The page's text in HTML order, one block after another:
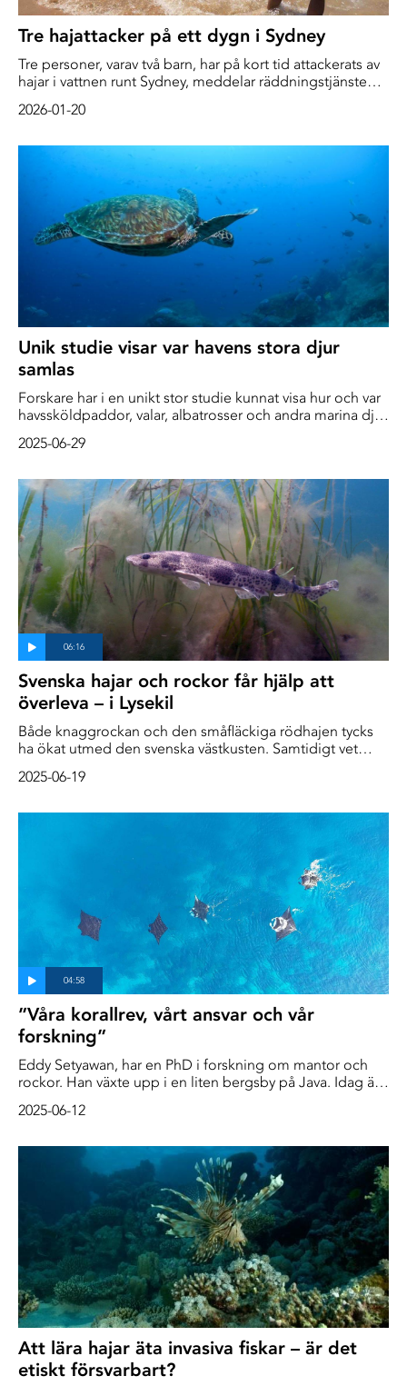
Tre hajattacker på ett dygn i Sydney
Tre personer, varav två barn, har på kort tid attackerats av
hajar i vattnen runt Sydney, meddelar räddningstjänsten i
2026-01-20
Unik studie visar var havens stora djur
samlas
Forskare har i en unikt stor studie kunnat visa hur och var
havssköldpaddor, valar, albatrosser och andra marina djur
viktigt underlag för beslut om vilka havsområden som i
2025-06-29
Svenska hajar och rockor får hjälp att
överleva – i Lysekil
Både knaggrockan och den småfläckiga rödhajen tycks
ha ökat utmed den svenska västkusten. Samtidigt vet
perspektiv.
2025-06-19
”Våra korallrev, vårt ansvar och vår
forskning”
Eddy Setyawan, har en PhD i forskning om mantor och
rockor. Han växte upp i en liten bergsby på Java. Idag är
och hajar. Han har publicerat en imponerande samling
indonesisk NGO som arbetar för bevarandet av
broskfiskar, och var den första att definitivt identifiera en
uppväxtplats för mantor i Wayag, Raja Ampat –
tillsammans med flera andra potentiella uppväxtplatser i
Raja Ampat.
2025-06-12
Att lära hajar äta invasiva fiskar – är det
etiskt försvarbart?